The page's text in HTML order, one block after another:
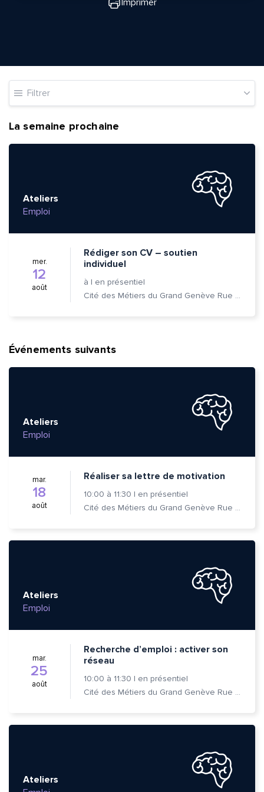
Filtrer
La semaine prochaine
Ateliers
Emploi
mer.
12
août
Rédiger son CV – soutien
individuel
à | en présentiel
Cité des Métiers du Grand Genève Rue Prévost-Martin 6 1205 Genève
Événements suivants
Ateliers
Emploi
mar.
18
août
Réaliser sa lettre de motivation
10:00 à 11:30 | en présentiel
Cité des Métiers du Grand Genève Rue Prévost-Martin 6 1205 Genève
Ateliers
Emploi
mar.
25
août
Recherche d’emploi : activer son
réseau
10:00 à 11:30 | en présentiel
Cité des Métiers du Grand Genève Rue Prévost-Martin 6 1205 Genève
Ateliers
Quelle est la pertinence de cette page?